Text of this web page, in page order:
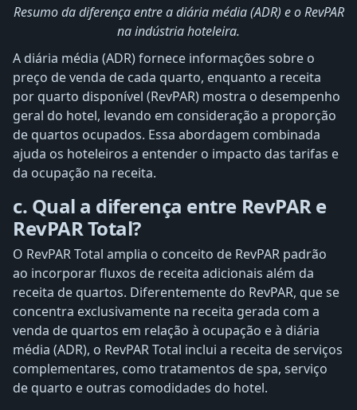
Resumo da diferença entre a diária média (ADR) e o RevPAR
na indústria hoteleira.
A diária média (ADR) fornece informações sobre o
preço de venda de cada quarto, enquanto a receita
por quarto disponível (RevPAR) mostra o desempenho
geral do hotel, levando em consideração a proporção
de quartos ocupados. Essa abordagem combinada
ajuda os hoteleiros a entender o impacto das tarifas e
da ocupação na receita.
c. Qual a diferença entre RevPAR e
RevPAR Total?
O RevPAR Total amplia o conceito de RevPAR padrão
ao incorporar fluxos de receita adicionais além da
receita de quartos. Diferentemente do RevPAR, que se
concentra exclusivamente na receita gerada com a
venda de quartos em relação à ocupação e à diária
média (ADR), o RevPAR Total inclui a receita de serviços
complementares, como tratamentos de spa, serviço
de quarto e outras comodidades do hotel.